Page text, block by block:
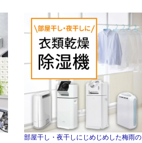
部屋干し・夜干しにじめじめした梅雨の